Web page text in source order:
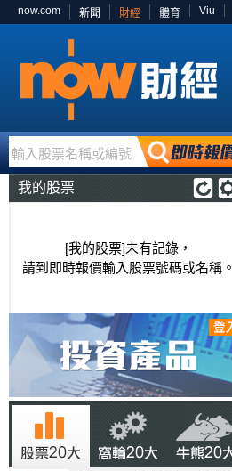
now.com 新聞 財經 體育 Viu
輸入股票名稱或編號
我的股票
[我的股票]未有記錄，
請到即時報價輸入股票號碼或名稱。